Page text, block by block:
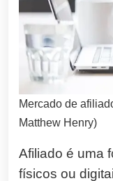
Mercado de
Matthew Henry)
Afiliado é uma
físicos ou